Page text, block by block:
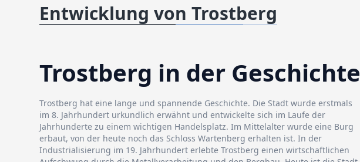
Entwicklung von Trostberg
Trostberg in der Geschichte
Trostberg hat eine lange und spannende Geschichte. Die Stadt wurde erstmals
im 8. Jahrhundert urkundlich erwähnt und entwickelte sich im Laufe der
Jahrhunderte zu einem wichtigen Handelsplatz. Im Mittelalter wurde eine Burg
erbaut, von der heute noch das Schloss Wartenberg erhalten ist. In der
Industrialisierung im 19. Jahrhundert erlebte Trostberg einen wirtschaftlichen